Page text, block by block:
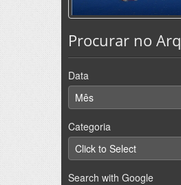
Procurar no
Data
Categoria
Search with Google